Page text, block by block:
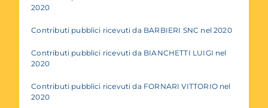
2020
Contributi pubblici ricevuti da BARBIERI SNC nel 2020
Contributi pubblici ricevuti da BIANCHETTI LUIGI nel
2020
Contributi pubblici ricevuti da FORNARI VITTORIO nel
2020